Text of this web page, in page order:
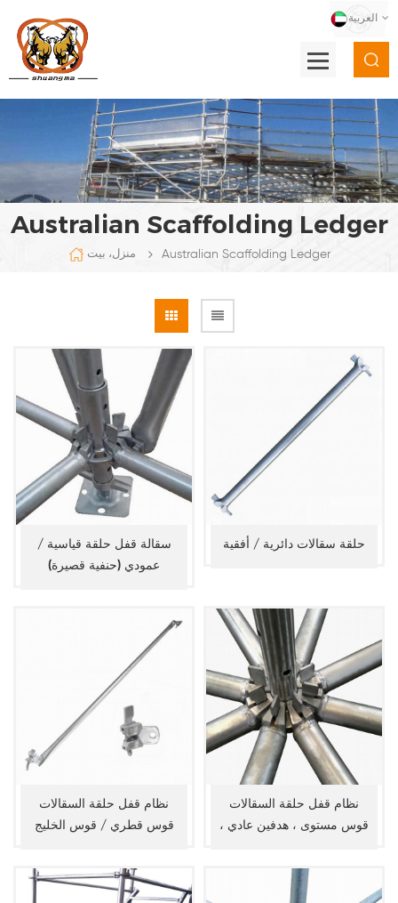
العربية
Australian Scaffolding Ledger
منزل، بيت Australian Scaffolding Ledger
سقالة قفل حلقة قياسية /
عمودي (حنفية قصيرة)
حلقة سقالات دائرية / أفقية
نظام قفل حلقة السقالات
قوس قطري / قوس الخليج
نظام قفل حلقة السقالات
قوس مستوى ، هدفين عادي ،